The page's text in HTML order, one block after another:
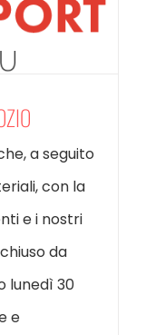
a seguito
con la
e i nostri
da
lunedì 30
e